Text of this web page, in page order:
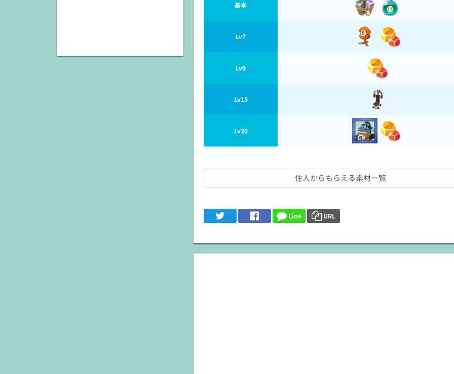
基本
Lv7
Lv9
Lv15
Lv20
住人からもらえる素材一覧
Line URL